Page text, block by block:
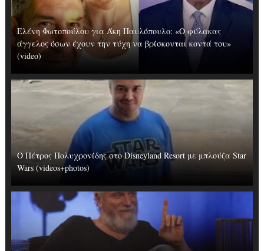
Ελένη Φωτοπούλου για Άκη Παυλόπουλο: «Ο φύλακας
άγγελος όσων έχουν την τύχη να βρίσκονται κοντά του»
(video)
Ο Πέτρος Πολυχρονίδης στο Disneyland Resort με μπλούζα Star
Wars (videos+photos)